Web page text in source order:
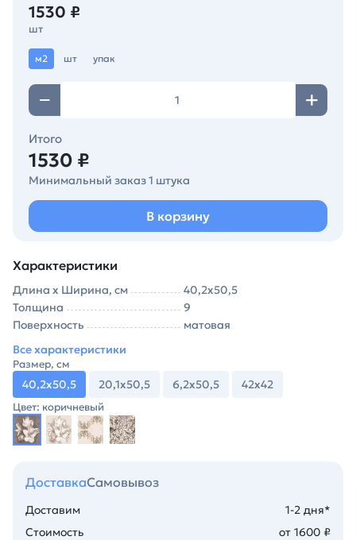
1530 ₽
шт
м2 шт упак
Итого
1530 ₽
Минимальный заказ 1 штука
В корзину
Характеристики
Длина х Ширина, см
40,2х50,5
Толщина
9
Поверхность
матовая
Все характеристики
Размер, см
40,2х50,5 20,1х50,5 6,2х50,5 42х42
Цвет: коричневый
ДоставкаСамовывоз
Доставим
1-2 дня*
Стоимость
от 1600 ₽